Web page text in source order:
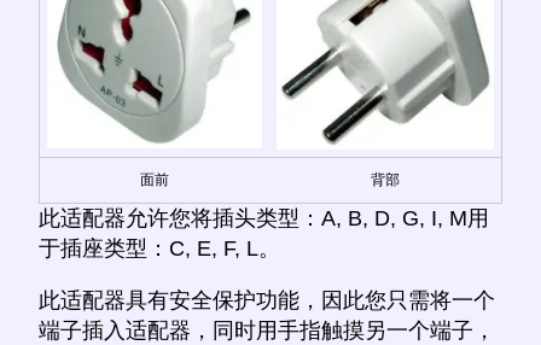
面前 背部
此适配器允许您将插头类型：A, B, D, G, I, M用
于插座类型：C, E, F, L。
此适配器具有安全保护功能，因此您只需将一个
端子插入适配器，同时用手指触摸另一个端子，